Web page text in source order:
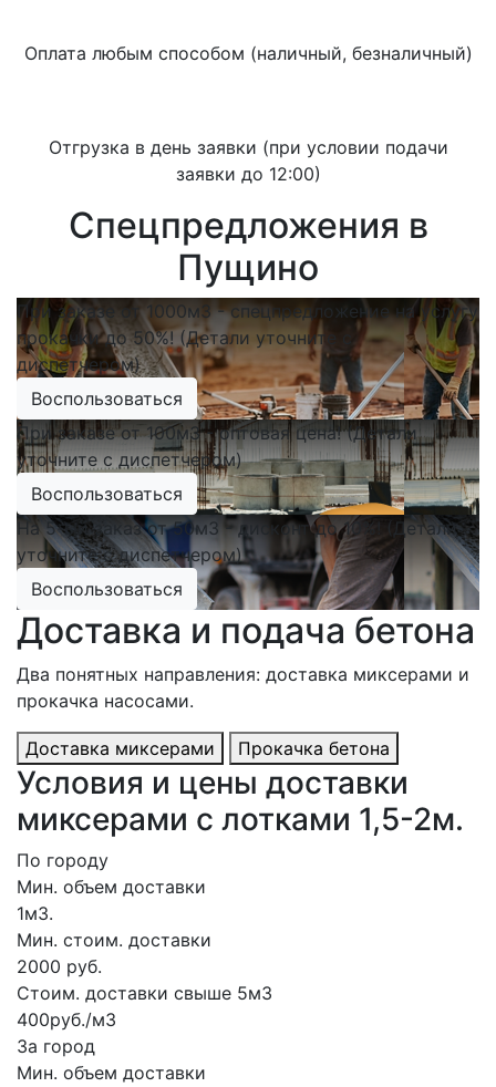
Оплата любым способом (наличный, безналичный)
Отгрузка в день заявки (при условии подачи
заявки до 12:00)
Спецпредложения в
Пущино
При заказе от 1000м3 - спецпредложение на услугу
прокачки до 50%! (Детали уточните с
диспетчером)
Воспользоваться
При заказе от 100м3 - оптовая цена! (Детали
уточните с диспетчером)
Воспользоваться
На 5-ый заказ от 50м3 - дисконт до 10%! (Детали
уточните с диспетчером)
Воспользоваться
Доставка и подача бетона
Два понятных направления: доставка миксерами и
прокачка насосами.
Доставка миксерами Прокачка бетона
Условия и цены доставки
миксерами с лотками 1,5-2м.
По городу
Мин. объем доставки
1м3.
Мин. стоим. доставки
2000 руб.
Стоим. доставки свыше 5м3
400руб./м3
За город
Мин. объем доставки